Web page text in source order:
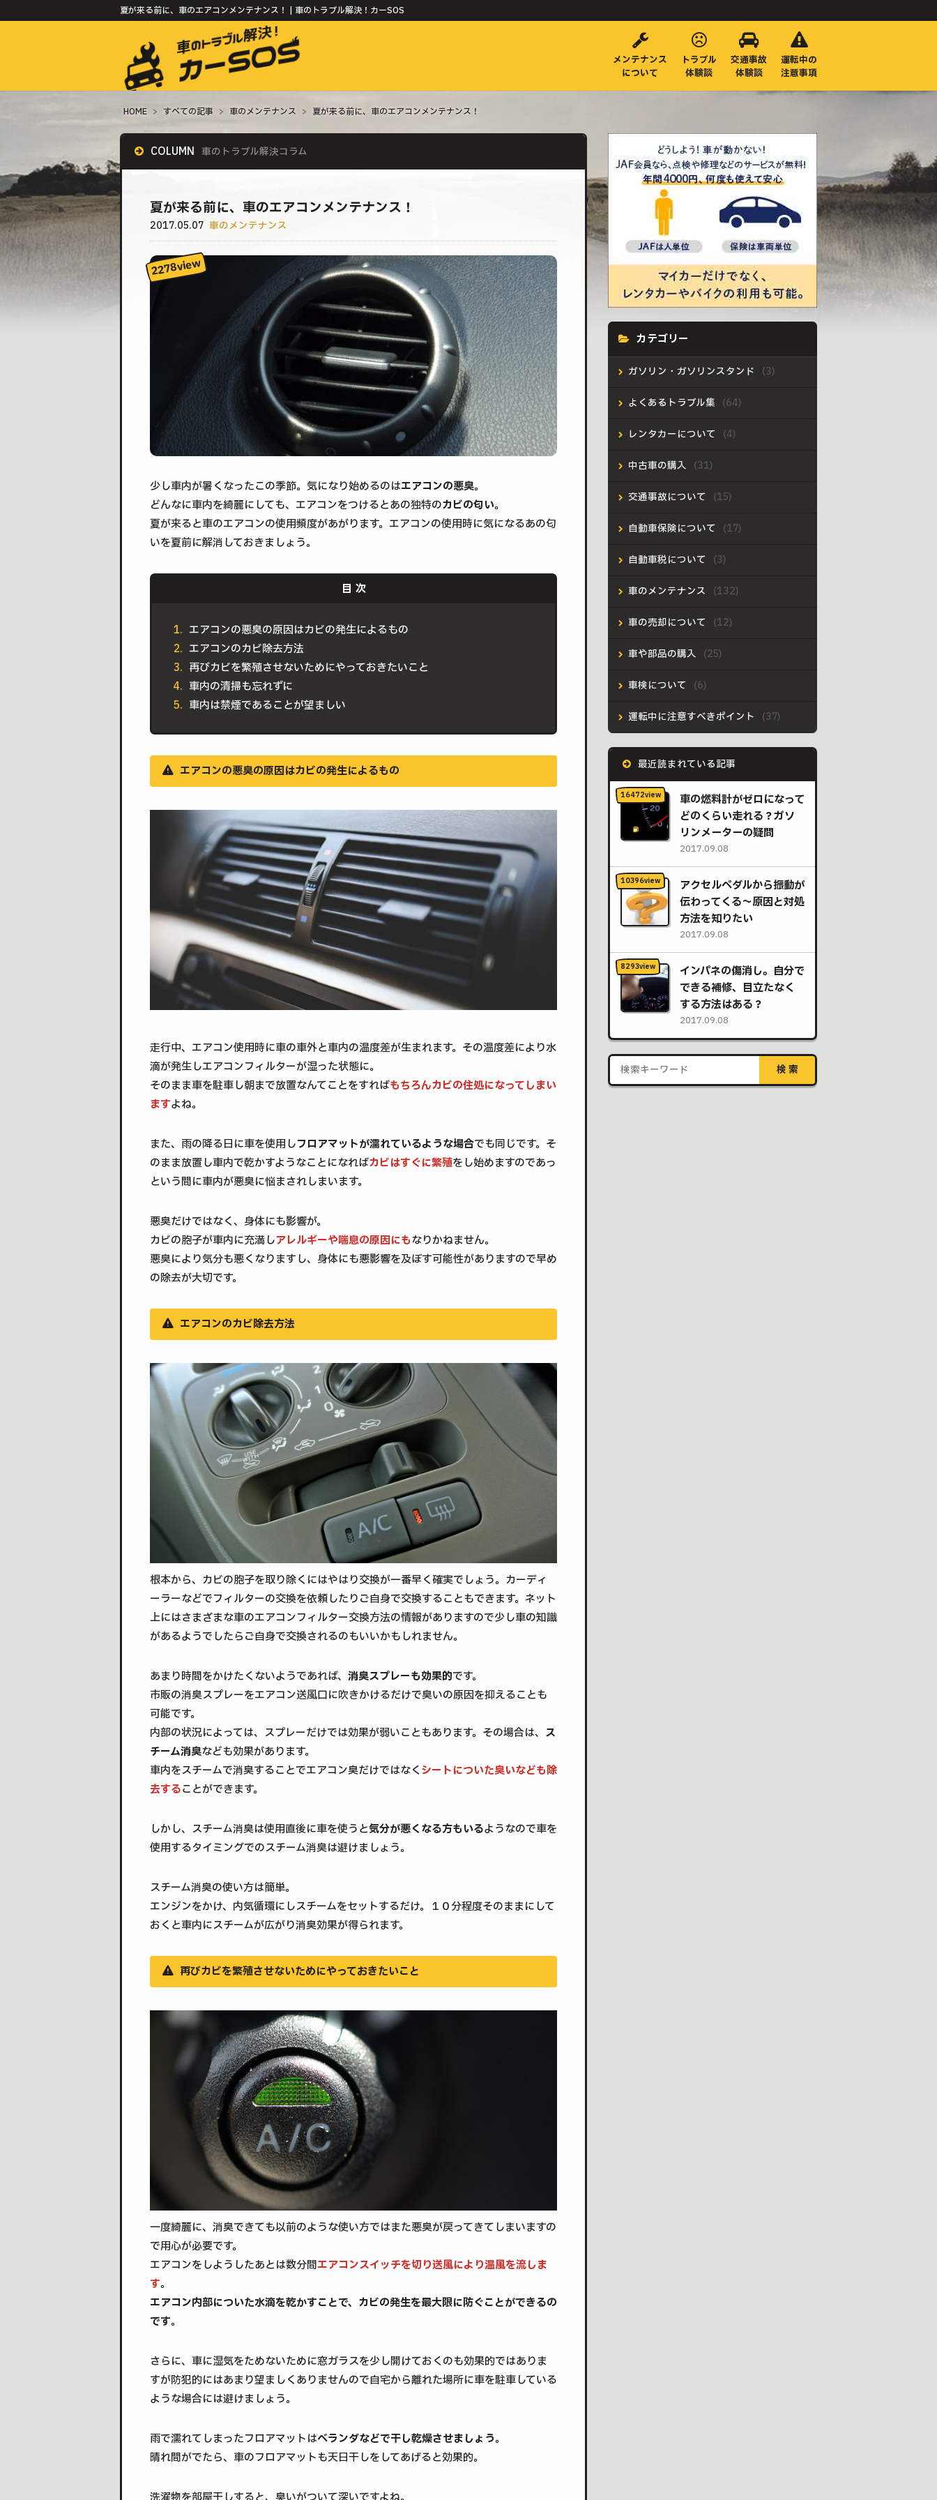
夏が来る前に、車のエアコンメンテナンス！ | 車のトラブル解決！カーSOS
メンテナンス
について
トラブル
体験談
交通事故
体験談
運転中の
注意事項
HOME > すべての記事 > 車のメンテナンス > 夏が来る前に、車のエアコンメンテナンス！
COLUMN 車のトラブル解決コラム
夏が来る前に、車のエアコンメンテナンス！
2017.05.07 車のメンテナンス
少し車内が暑くなったこの季節。気になり始めるのはエアコンの悪臭。
どんなに車内を綺麗にしても、エアコンをつけるとあの独特のカビの匂い。
夏が来ると車のエアコンの使用頻度があがります。エアコンの使用時に気になるあの匂
いを夏前に解消しておきましょう。
エアコンの悪臭の原因はカビの発生によるもの
エアコンのカビ除去方法
再びカビを繁殖させないためにやっておきたいこと
車内の清掃も忘れずに
車内は禁煙であることが望ましい
エアコンの悪臭の原因はカビの発生によるもの
走行中、エアコン使用時に車の車外と車内の温度差が生まれます。その温度差により水
滴が発生しエアコンフィルターが湿った状態に。
そのまま車を駐車し朝まで放置なんてことをすればもちろんカビの住処になってしまい
ますよね。
また、雨の降る日に車を使用しフロアマットが濡れているような場合でも同じです。そ
のまま放置し車内で乾かすようなことになればカビはすぐに繁殖をし始めますのであっ
という間に車内が悪臭に悩まされしまいます。
悪臭だけではなく、身体にも影響が。
カビの胞子が車内に充満しアレルギーや喘息の原因にもなりかねません。
悪臭により気分も悪くなりますし、身体にも悪影響を及ぼす可能性がありますので早め
の除去が大切です。
エアコンのカビ除去方法
根本から、カビの胞子を取り除くにはやはり交換が一番早く確実でしょう。カーディ
ーラーなどでフィルターの交換を依頼したりご自身で交換することもできます。ネット
上にはさまざまな車のエアコンフィルター交換方法の情報がありますので少し車の知識
があるようでしたらご自身で交換されるのもいいかもしれません。
あまり時間をかけたくないようであれば、 消臭スプレーも効果的です。
市販の消臭スプレーをエアコン送風口に吹きかけるだけで臭いの原因を抑えることも
可能です。
内部の状況によっては、スプレーだけでは効果が弱いこともあります。その場合は、 ス
チーム消臭なども効果があります。
車内をスチームで消臭することでエアコン臭だけではなくシートについた臭いなども除
去することができます。
しかし、スチーム消臭は使用直後に車を使うと気分が悪くなる方もいるようなので車を
使用するタイミングでのスチーム消臭は避けましょう。
スチーム消臭の使い方は簡単。
エンジンをかけ、内気循環にしスチームをセットするだけ。１０分程度そのままにして
おくと車内にスチームが広がり消臭効果が得られます。
再びカビを繁殖させないためにやっておきたいこと
一度綺麗に、消臭できても以前のような使い方ではまた悪臭が戻ってきてしまいますの
で用心が必要です。
エアコンをしようしたあとは数分間エアコンスイッチを切り送風により温風を流しま
す。
エアコン内部についた水滴を乾かすことで、カビの発生を最大限に防ぐことができるの
です。
さらに、車に湿気をためないために窓ガラスを少し開けておくのも効果的ではありま
すが防犯的にはあまり望ましくありませんので自宅から離れた場所に車を駐車している
ような場合には避けましょう。
雨で濡れてしまったフロアマットはベランダなどで干し乾燥させましょう。
晴れ間がでたら、車のフロアマットも天日干しをしてあげると効果的。
カテゴリー
ガソリン・ガソリンスタンド
よくあるトラブル集
レンタカーについて
中古車の購入
交通事故について
自動車保険について
自動車税について
車のメンテナンス
車の売却について
車や部品の購入
車検について
運転中に注意すべきポイント
最近読まれている記事
車の燃料計がゼロになって
どのくらい走れる？ガソ
リンメーターの疑問
2017.09.08
アクセルペダルから振動が
伝わってくる〜原因と対処
方法を知りたい
2017.09.08
インパネの傷消し。自分で
できる補修、目立たなく
する方法はある？
2017.09.08